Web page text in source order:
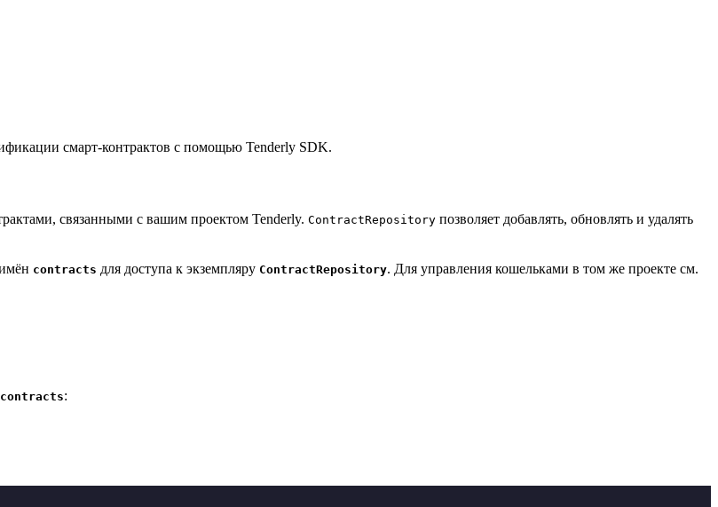
смарт-контрактов с помощью Tenderly SDK.
связанными с вашим проектом Tenderly. ContractRepository позволяет добавлять, обновлять и удалять
contracts для доступа к экземпляру ContractRepository. Для управления кошельками в том же проекте см.
contracts: